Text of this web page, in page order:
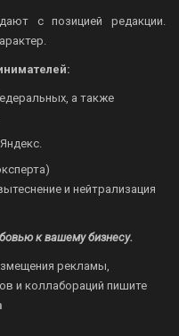
с позицией редакции.
а также
и нейтрализация
к вашему бизнесу.
рекламы,
и коллабораций пишите